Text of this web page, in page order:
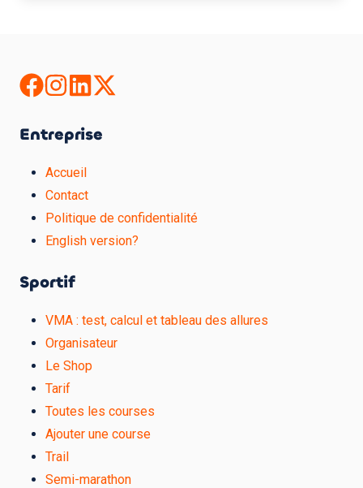
Entreprise
Accueil
Contact
Politique de confidentialité
English version?
Sportif
VMA : test, calcul et tableau des allures
Organisateur
Le Shop
Tarif
Toutes les courses
Ajouter une course
Trail
Semi-marathon